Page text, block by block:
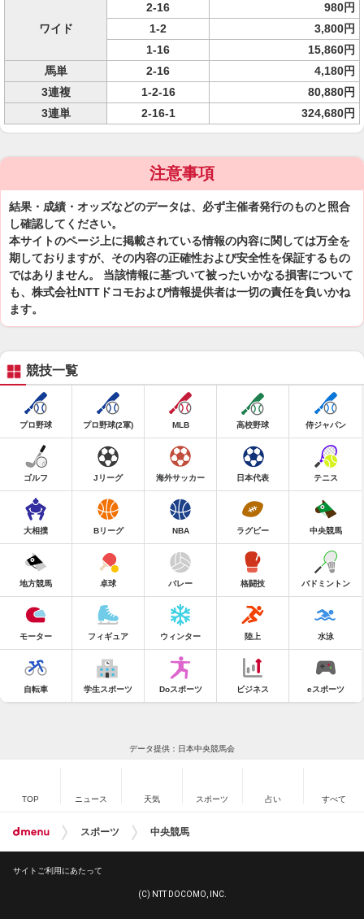
ワイド
2-16
980円
1-2
3,800円
1-16
15,860円
馬単
2-16
4,180円
3連複
1-2-16
80,880円
3連単
2-16-1 324,680円
注意事項
結果・成績・オッズなどのデータは、必ず主催者発行のものと照合
し確認してください。
本サイトのページ上に掲載されている情報の内容に関しては万全を
期しておりますが、その内容の正確性および安全性を保証するもの
ではありません。 当該情報に基づいて被ったいかなる損害について
も、株式会社NTTドコモおよび情報提供者は一切の責任を負いかね
ます。
競技一覧
プロ野球 プロ野球(2軍) MLB 高校野球 侍ジャパン
ゴルフ Jリーグ 海外サッカー 日本代表 テニス
大相撲 Bリーグ NBA ラグビー 中央競馬
地方競馬 卓球 バレー 格闘技 バドミントン
モーター フィギュア ウィンター 陸上 水泳
自転車 学生スポーツ Doスポーツ ビジネス eスポーツ
データ提供：日本中央競馬会
TOP ニュース 天気 スポーツ 占い すべて
スポーツ 中央競馬
サイトご利用にあたって
(C) NTT DOCOMO, INC.